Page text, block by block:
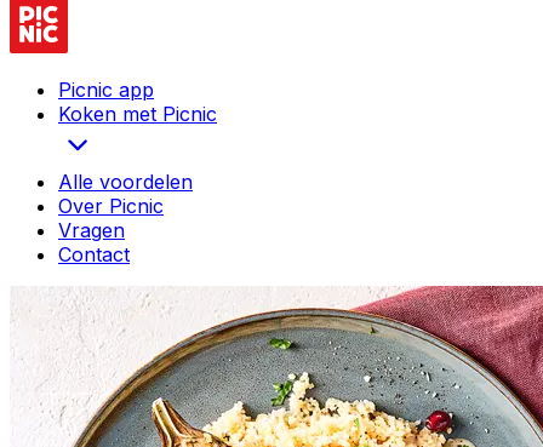
Picnic app
Koken met Picnic
Alle voordelen
Over Picnic
Vragen
Contact